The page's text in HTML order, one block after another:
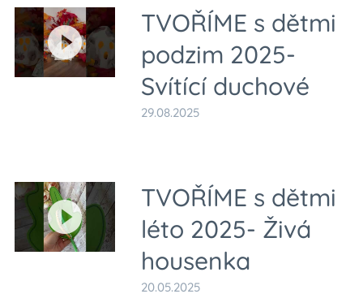
TVOŘÍME s dětmi
podzim 2025-
Svítící duchové
29.08.2025
TVOŘÍME s dětmi
léto 2025- Živá
housenka
20.05.2025